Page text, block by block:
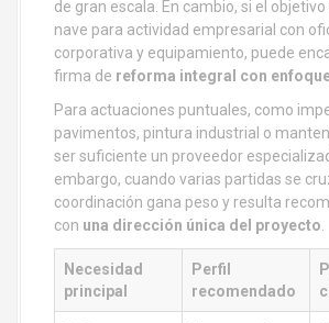
de gran escala. En cambio, si el
nave para actividad empresarial con
corporativa y equipamiento, puede
firma de reforma integral con
Para actuaciones puntuales, como
pavimentos, pintura industrial o
ser suficiente un proveedor
embargo, cuando varias partidas se
coordinación gana peso y resulta
con una dirección única del proyecto.
Necesidad
principal
Perfil
recomendado